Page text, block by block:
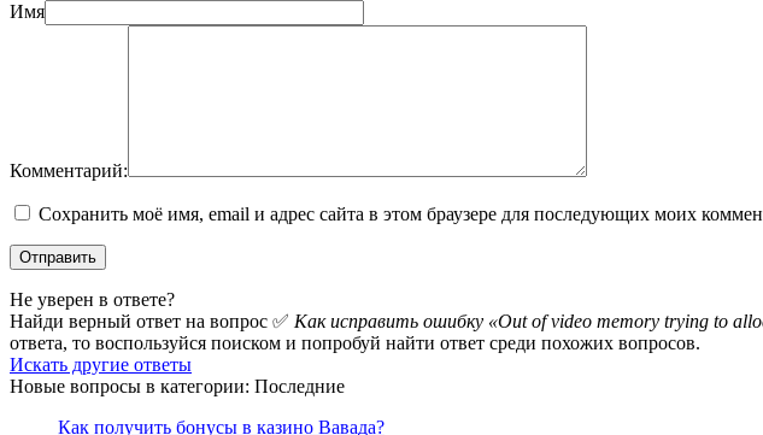
Имя
Комментарий:
Сохранить моё имя, email и адрес сайта в этом браузере для последующих моих
Не уверен в ответе?
Найди верный ответ на вопрос ✅ Как исправить ошибку «Out of video memory trying to
ответа, то воспользуйся поиском и попробуй найти ответ среди похожих вопросов.
Искать другие ответы
Новые вопросы в категории: Последние
Как получить бонусы в казино Вавада?